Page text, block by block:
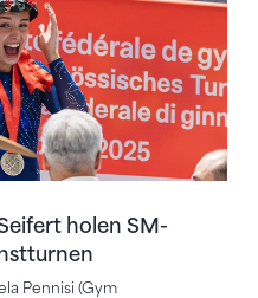
holen SM-
Pennisi (Gym